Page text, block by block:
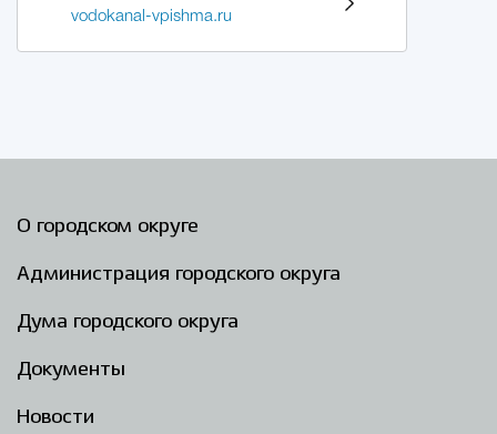
vodokanal-vpishma.ru
О городском округе
Администрация городского округа
Дума городского округа
Документы
Новости